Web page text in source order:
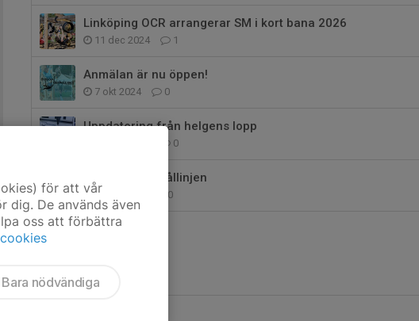
Linköping OCR arrangerar SM i kort bana 2026
11 dec 2024 1
Anmälan är nu öppen!
7 okt 2024 0
Uppdatering från helgens lopp
0
Full fart mot mållinjen
5 sep 2024 0
för att vår
dig. De används även
oss att förbättra
Bara nödvändiga